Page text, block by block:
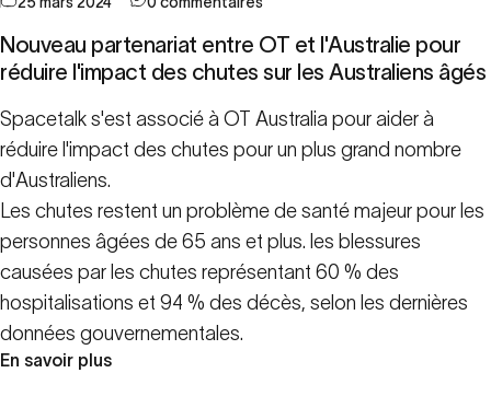
Nouveau partenariat entre OT et l'Australie pour
réduire l'impact des chutes sur les Australiens âgés
Spacetalk s'est associé à OT Australia pour aider à
réduire l'impact des chutes pour un plus grand nombre
d'Australiens.
Les chutes restent un problème de santé majeur pour les
personnes âgées de 65 ans et plus. les blessures
causées par les chutes représentant 60 % des
hospitalisations et 94 % des décès, selon les dernières
données gouvernementales.
En savoir plus